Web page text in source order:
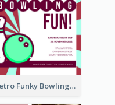
Retro Funky Bowling Party Invitation Design